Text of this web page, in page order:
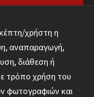
χρήστη η
αναπαραγωγή,
διάθεση ή
τρόπο χρήση του
φωτογραφιών και